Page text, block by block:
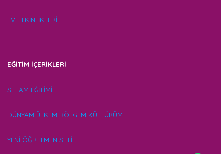
EV ETKİNLİKLERİ
EĞİTİM İÇERİKLERİ
STEAM EĞİTİMİ
DÜNYAM ÜLKEM BÖLGEM KÜLTÜRÜM
YENİ ÖĞRETMEN SETİ